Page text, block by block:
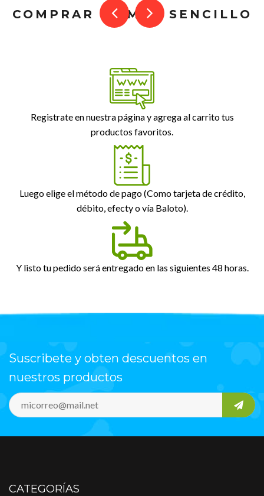
COMPRAR ES MUY SENCILLO
Registrate en nuestra página y agrega al carrito tus
productos favoritos.
Luego elige el método de pago (Como tarjeta de crédito,
débito, efecty o vía Baloto).
Y listo tu pedido será entregado en las siguientes 48 horas.
Suscribete y obten descuentos en
nuestros productos
CATEGORÍAS